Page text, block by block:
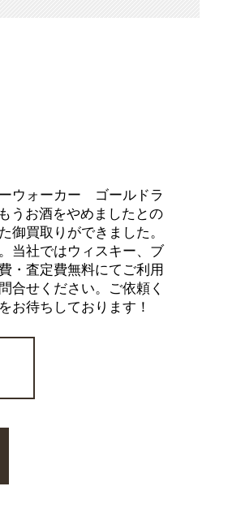
ウォーカー ゴールドラ
お酒をやめましたとの
御買取りができました。
当社ではウィスキー、ブ
・査定費無料にてご利用
合せください。ご依頼く
お待ちしております！